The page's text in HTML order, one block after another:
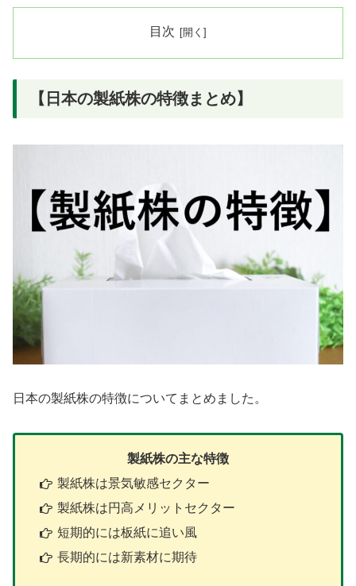
目次
【日本の製紙株の特徴まとめ】
日本の製紙株の特徴についてまとめました。
製紙株の主な特徴
製紙株は景気敏感セクター
製紙株は円高メリットセクター
短期的には板紙に追い風
長期的には新素材に期待